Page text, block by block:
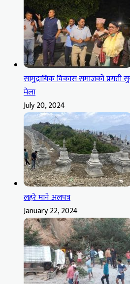
सामुदायिक विकास समाजको प्रगती
मेला
July 20, 2024
लहरे माने अलपत्र
January 22, 2024